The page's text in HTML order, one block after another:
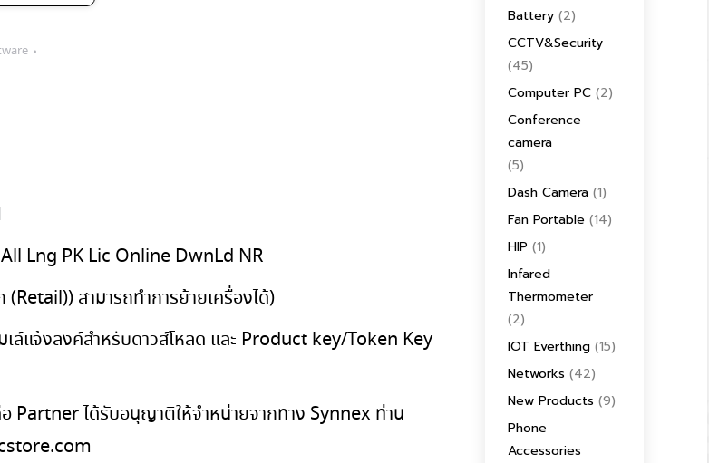
Lng PK Lic Online DwnLd NR
(Retail)) สามารถทำการย้ายเครื่องได้)
เล์แจ้งลิงค์สำหรับดาวส์โหลด และ Product key/Token Key
Partner ได้รับอนุญาติให้จำหน่ายจากทาง Synnex ท่าน
Battery (2)
CCTV&Security
(45)
Computer PC (2)
Conference
camera
(5)
Dash Camera (1)
Fan Portable (14)
HIP (1)
Infared
Thermometer
(2)
IOT Everthing (15)
Networks (42)
New Products (9)
Phone
Accessories